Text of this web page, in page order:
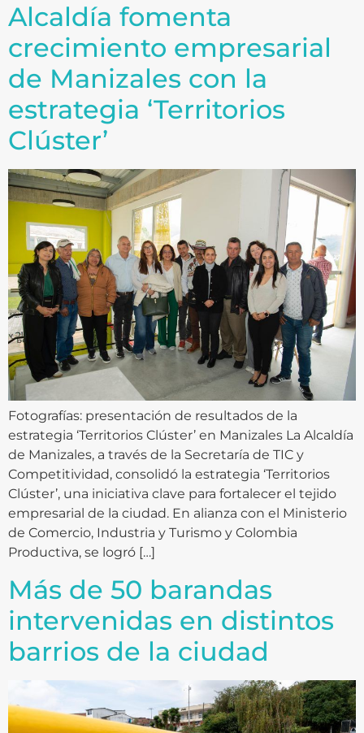
Alcaldía fomenta
crecimiento empresarial
de Manizales con la
estrategia ‘Territorios
Clúster’
Fotografías: presentación de resultados de la
estrategia ‘Territorios Clúster’ en Manizales La Alcaldía
de Manizales, a través de la Secretaría de TIC y
Competitividad, consolidó la estrategia ‘Territorios
Clúster’, una iniciativa clave para fortalecer el tejido
empresarial de la ciudad. En alianza con el Ministerio
de Comercio, Industria y Turismo y Colombia
Productiva, se logró […]
Más de 50 barandas
intervenidas en distintos
barrios de la ciudad